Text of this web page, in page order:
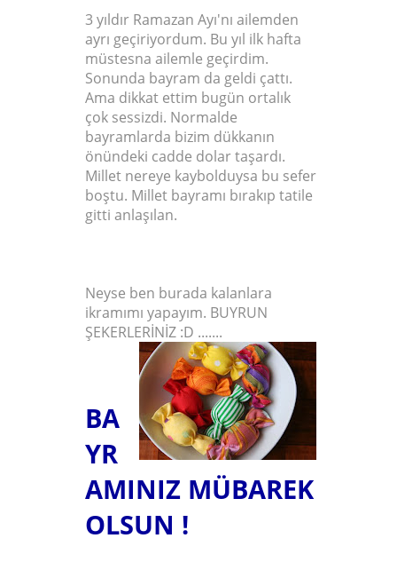
3 yıldır Ramazan Ayı'nı ailemden
ayrı geçiriyordum. Bu yıl ilk hafta
müstesna ailemle geçirdim.
Sonunda bayram da geldi çattı.
Ama dikkat ettim bugün ortalık
çok sessizdi. Normalde
bayramlarda bizim dükkanın
önündeki cadde dolar taşardı.
Millet nereye kaybolduysa bu sefer
boştu. Millet bayramı bırakıp tatile
gitti anlaşılan.
Neyse ben burada kalanlara
ikramımı yapayım. BUYRUN
ŞEKERLERİNİZ :D .......
BA
YR
AMINIZ MÜBAREK
OLSUN !